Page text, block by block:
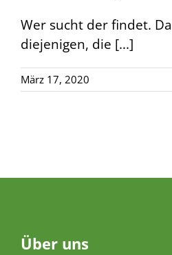
Wer sucht der findet.
diejenigen, die [...]
März 17, 2020
Über uns